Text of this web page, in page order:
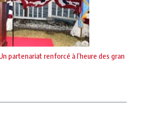
partenariat renforcé à l’heure des gran